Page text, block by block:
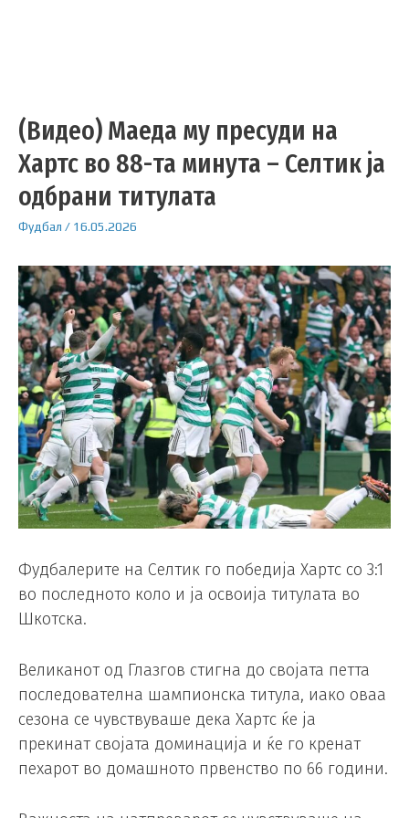
(Видео) Маеда му пресуди на
Хартс во 88-та минута – Селтик ја
одбрани титулата
Фудбал / 16.05.2026
Фудбалерите на Селтик го победија Хартс со 3:1
во последното коло и ја освоија титулата во
Шкотска.
Великанот од Глазгов стигна до својата петта
последователна шампионска титула, иако оваа
сезона се чувствуваше дека Хартс ќе ја
прекинат својата доминација и ќе го кренат
пехарот во домашното првенство по 66 години.